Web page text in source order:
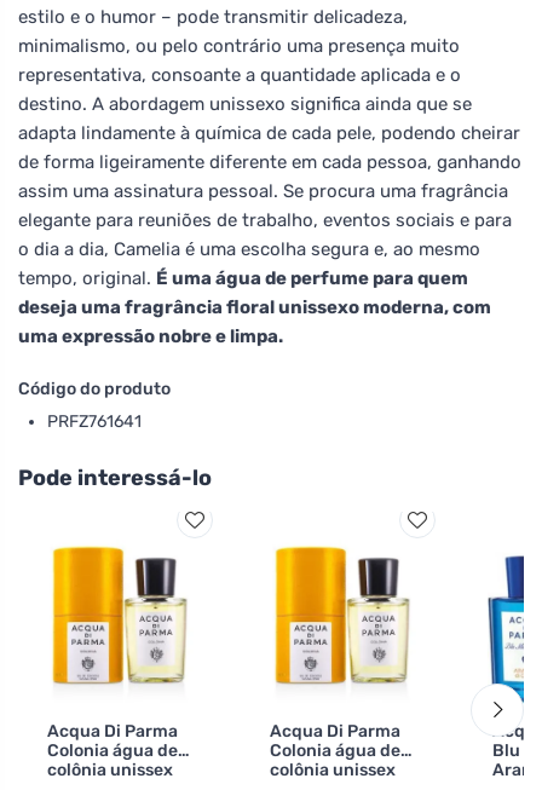
estilo e o humor – pode transmitir delicadeza,
minimalismo, ou pelo contrário uma presença muito
representativa, consoante a quantidade aplicada e o
destino. A abordagem unissexo significa ainda que se
adapta lindamente à química de cada pele, podendo cheirar
de forma ligeiramente diferente em cada pessoa, ganhando
assim uma assinatura pessoal. Se procura uma fragrância
elegante para reuniões de trabalho, eventos sociais e para
o dia a dia, Camelia é uma escolha segura e, ao mesmo
tempo, original. É uma água de perfume para quem
deseja uma fragrância floral unissexo moderna, com
uma expressão nobre e limpa.
Código do produto
PRFZ761641
Pode interessá-lo
Acqua Di Parma
Colonia água de
colônia unissex
Acqua Di Parma
Colonia água de
colônia unissex
Blu